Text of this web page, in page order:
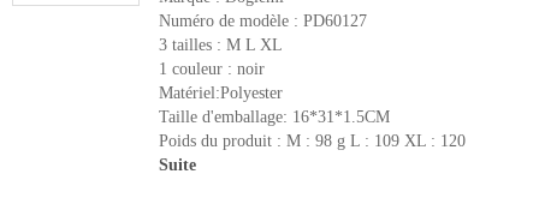
Numéro de modèle : PD60127
3 tailles : M L XL
1 couleur : noir
Matériel:Polyester
Taille d'emballage: 16*31*1.5CM
Poids du produit : M : 98 g L : 109 XL : 120
Suite